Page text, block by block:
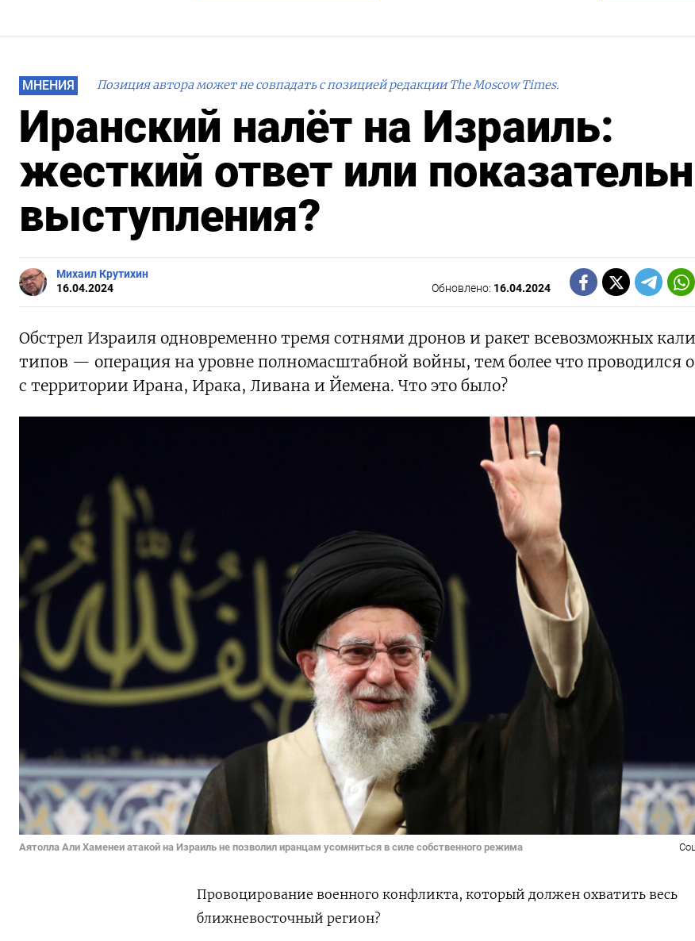
МНЕНИЯ Позиция автора может не совпадать с позицией редакции The Moscow Times.
Иранский налёт на Израиль:
жесткий ответ или
выступления?
Михаил Крутихин
16.04.2024
Обновлено: 16.04.2024
Обстрел Израиля одновременно тремя сотнями дронов и ракет всевозможных
типов — операция на уровне полномасштабной войны, тем более что проводился
с территории Ирана, Ирака, Ливана и Йемена. Что это было?
Аятолла Али Хаменеи атакой на Израиль не позволил иранцам усомниться в силе собственного режима
Провоцирование военного конфликта, который должен охватить весь
ближневосточный регион?